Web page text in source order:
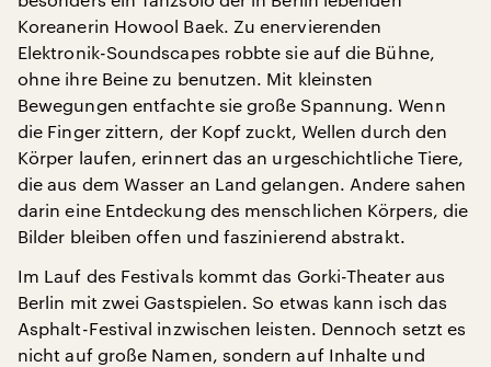
Koreanerin Howool Baek. Zu enervierenden
Elektronik-Soundscapes robbte sie auf die Bühne,
ohne ihre Beine zu benutzen. Mit kleinsten
Bewegungen entfachte sie große Spannung. Wenn
die Finger zittern, der Kopf zuckt, Wellen durch den
Körper laufen, erinnert das an urgeschichtliche Tiere,
die aus dem Wasser an Land gelangen. Andere sahen
darin eine Entdeckung des menschlichen Körpers, die
Bilder bleiben offen und faszinierend abstrakt.
Im Lauf des Festivals kommt das Gorki-Theater aus
Berlin mit zwei Gastspielen. So etwas kann isch das
Asphalt-Festival inzwischen leisten. Dennoch setzt es
nicht auf große Namen, sondern auf Inhalte und